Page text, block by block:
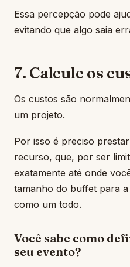
Essa percepção pode
evitando que algo saia
7. Calcule os
Os custos são
um projeto.
Por isso é preciso
recurso, que, por ser
exatamente até onde
tamanho do buffet para
como um todo.
Você sabe como
seu evento?